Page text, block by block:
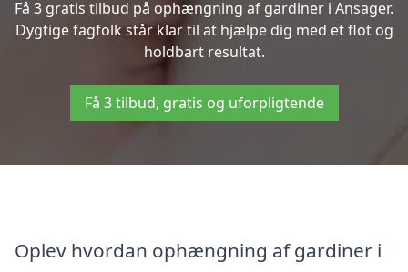
Få 3 gratis tilbud på ophængning af gardiner i Ansager.
Dygtige fagfolk står klar til at hjælpe dig med et flot og
holdbart resultat.
Få 3 tilbud, gratis og uforpligtende
Oplev hvordan ophængning af gardiner i